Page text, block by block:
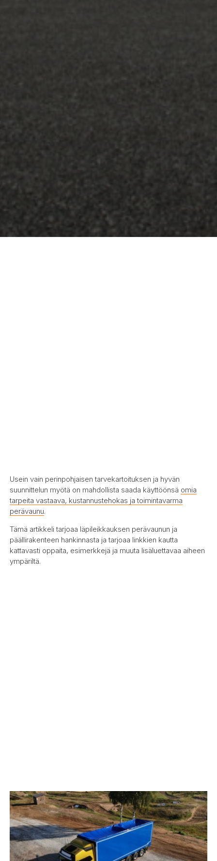
Usein vain perinpohjaisen tarvekartoituksen ja hyvän
suunnittelun myötä on mahdollista saada käyttöönsä omia
tarpeita vastaava, kustannustehokas ja toimintavarma
perävaunu.
Tämä artikkeli tarjoaa läpileikkauksen perävaunun ja
päällirakenteen hankinnasta ja tarjoaa linkkien kautta
kattavasti oppaita, esimerkkejä ja muuta lisäluettavaa aiheen
ympäriltä.